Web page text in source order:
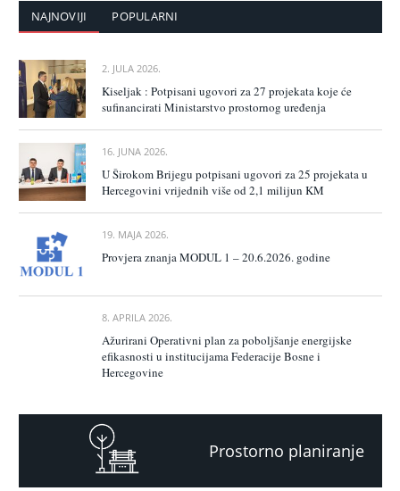
NAJNOVIJI POPULARNI
2. JULA 2026.
Kiseljak : Potpisani ugovori za 27 projekata koje će
sufinancirati Ministarstvo prostornog uređenja
16. JUNA 2026.
U Širokom Brijegu potpisani ugovori za 25 projekata u
Hercegovini vrijednih više od 2,1 milijun KM
19. MAJA 2026.
Provjera znanja MODUL 1 – 20.6.2026. godine
8. APRILA 2026.
Ažurirani Operativni plan za poboljšanje energijske
efikasnosti u institucijama Federacije Bosne i
Hercegovine
Prostorno planiranje